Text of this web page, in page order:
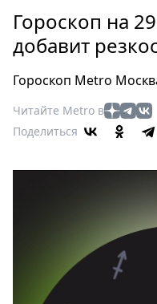
Россия
Мир
Еда
Туризм
Мода
Выставки
Пресс-
Гороскоп на
добавит
Гороскоп Metro
Читайте Metro в
Поделиться